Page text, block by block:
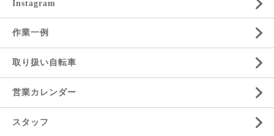
Instagram
作業一例
取り扱い自転車
営業カレンダー
スタッフ